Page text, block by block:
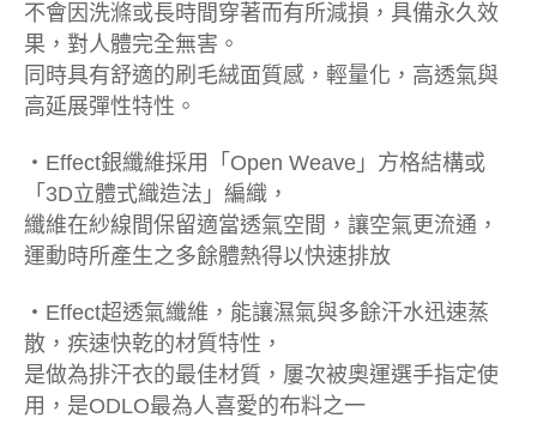
不會因洗滌或長時間穿著而有所減損，具備永久效
果，對人體完全無害。
同時具有舒適的刷毛絨面質感，輕量化，高透氣與
高延展彈性特性。
‧Effect銀纖維採用「Open Weave」方格結構或
「3D立體式織造法」編織，
纖維在紗線間保留適當透氣空間，讓空氣更流通，
運動時所產生之多餘體熱得以快速排放
‧Effect超透氣纖維，能讓濕氣與多餘汗水迅速蒸
散，疾速快乾的材質特性，
是做為排汗衣的最佳材質，屢次被奧運選手指定使
用，是ODLO最為人喜愛的布料之一